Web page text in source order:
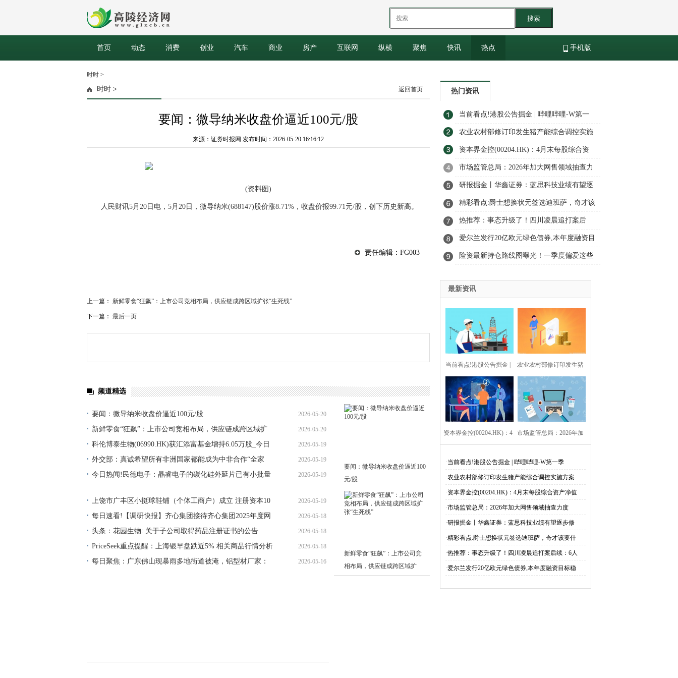
搜索
首页 动态 消费 创业 汽车 商业 房产 互联网 纵横 聚焦 快讯 热点 手机版
时时 >
时时 > 返回首页
要闻：微导纳米收盘价逼近100元/股
来源：证券时报网 发布时间：2026-05-20 16:16:12
(资料图)
人民财讯5月20日电，5月20日，微导纳米(688147)股价涨8.71%，收盘价报99.71元/股，创下历史新高。
责任编辑：FG003
上一篇： 新鲜零食“狂飙”：上市公司竞相布局，供应链成跨区域扩张“生死线”
下一篇： 最后一页
频道精选
要闻：微导纳米收盘价逼近100元/股 2026-05-20
16:16:12
新鲜零食“狂飙”：上市公司竞相布局，供应链成跨区域扩
张“生死线”
2026-05-20
10:02:30
科伦博泰生物(06990.HK)获汇添富基金增持6.05万股_今日
要闻
2026-05-19
22:04:18
外交部：真诚希望所有非洲国家都能成为中非合作“全家
福”中的一员
2026-05-19
17:28:02
今日热闻!民德电子：晶睿电子的碳化硅外延片已有小批量
2026-05-19
上饶市广丰区小挺球鞋铺（个体工商户）成立 注册资本10
万人民币 快看
2026-05-19
08:56:24
每日速看!【调研快报】齐心集团接待齐心集团2025年度网
上业绩说明会采用网络远程方式进行,面向全体投资者调研
2026-05-18
19:55:07
头条：花园生物: 关于子公司取得药品注册证书的公告 2026-05-18
16:05:54
PriceSeek重点提醒：上海银早盘跌近5% 相关商品行情分析 2026-05-18
12:18:10
每日聚焦：广东佛山现暴雨多地街道被淹，铝型材厂家：
2026-05-16
要闻：微导纳米收盘价逼近100
元/股
新鲜零食“狂飙”：上市公司竞
相布局，供应链成跨区域扩
热门资讯
当前看点!港股公告掘金 | 哔哩哔哩-W第一
季度经调整净利润同比增加62% 毛利率15连
升 月活跃用户突破3.76亿
农业农村部修订印发生猪产能综合调控实施
方案
资本界金控(00204.HK)：4月末每股综合资
产净值约为1.436港元|今热点
市场监管总局：2026年加大网售领域抽查力
度
研报掘金丨华鑫证券：蓝思科技业绩有望逐
步修复，维持“买入”评级
精彩看点:爵士想换状元签选迪班萨，奇才该
要什么回报
热推荐：事态升级了！四川凌晨追打案后
续：6人全带走，女子袭警细节被扒
爱尔兰发行20亿欧元绿色债券,本年度融资目
标稳步推进|每日播报
险资最新持仓路线图曝光！一季度偏爱这些
最新资讯
当前看点!港股公告掘金 |
哔哩哔哩-W第一季度经调
整净利润同比增加62% 毛
利率15连升 月活跃用户突
农业农村部修订印发生猪
产能综合调控实施方案
资本界金控(00204.HK)：4
为1.436港元|今热点
市场监管总局：2026年加
·当前看点!港股公告掘金 | 哔哩哔哩-W第一季
·农业农村部修订印发生猪产能综合调控实施方案
·资本界金控(00204.HK)：4月末每股综合资产净值
·市场监管总局：2026年加大网售领域抽查力度
·研报掘金丨华鑫证券：蓝思科技业绩有望逐步修
·精彩看点:爵士想换状元签选迪班萨，奇才该要什
·热推荐：事态升级了！四川凌晨追打案后续：6人
·爱尔兰发行20亿欧元绿色债券,本年度融资目标稳